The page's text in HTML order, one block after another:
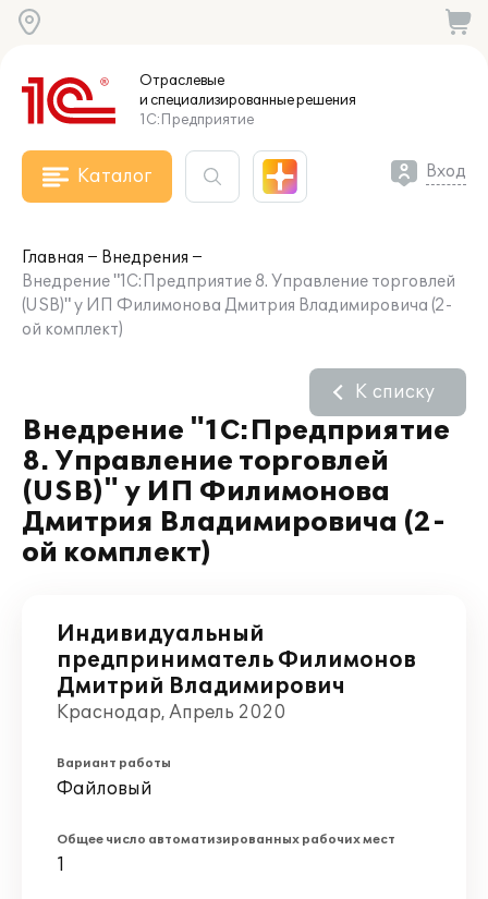
Отраслевые
и специализированныерешения
1С:Предприятие
Каталог Вход
Главная
Внедрения
Внедрение "1С:Предприятие 8. Управление торговлей
(USB)" у ИП Филимонова Дмитрия Владимировича (2-
ой комплект)
Внедрение "1С:Предприятие
8. Управление торговлей
(USB)" у ИП Филимонова
Дмитрия Владимировича (2-
ой комплект)
К списку
Индивидуальный
предприниматель Филимонов
Дмитрий Владимирович
Краснодар, Апрель 2020
Вариант работы
Файловый
Общее число автоматизированных рабочих мест
1